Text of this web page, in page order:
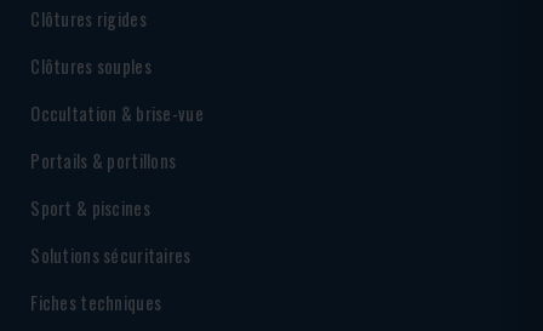
Clôtures rigides
Clôtures souples
Occultation & brise-vue
Portails & portillons
Sport & piscines
Solutions sécuritaires
Fiches techniques